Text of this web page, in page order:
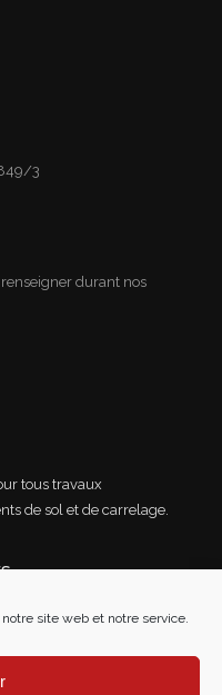
site web et notre service.
3
durant nos
tous travaux
de sol et de carrelage.
données